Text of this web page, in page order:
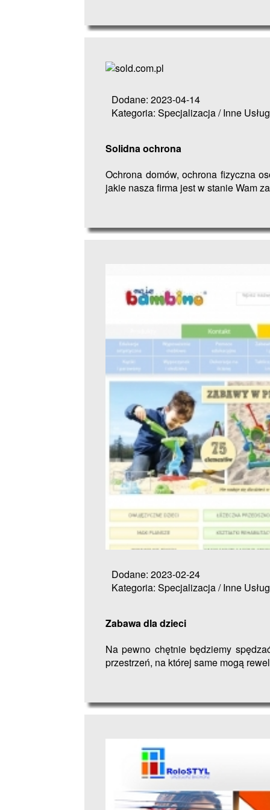
Dodane: 2023-04-14
Kategoria: Specjalizacja / Inne
Solidna ochrona
Ochrona domów, ochrona fizyczna
jakie nasza firma jest w stanie Wam
Dodane: 2023-02-24
Kategoria: Specjalizacja / Inne
Zabawa dla dzieci
Na pewno chętnie będziemy
przestrzeń, na której same mogą